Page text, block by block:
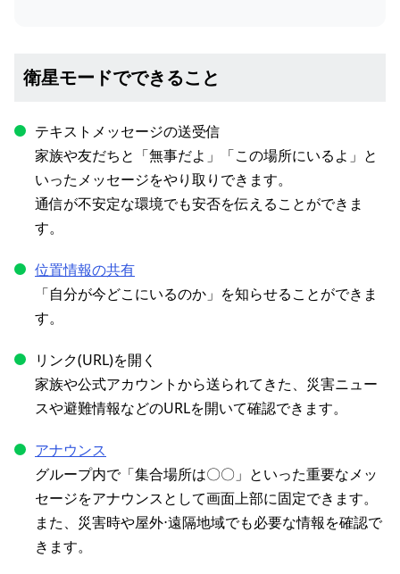
衛星モードでできること
テキストメッセージの送受信
家族や友だちと「無事だよ」「この場所にいるよ」と
いったメッセージをやり取りできます。
通信が不安定な環境でも安否を伝えることができま
す。
位置情報の共有
「自分が今どこにいるのか」を知らせることができま
す。
リンク(URL)を開く
家族や公式アカウントから送られてきた、災害ニュー
スや避難情報などのURLを開いて確認できます。
アナウンス
グループ内で「集合場所は〇〇」といった重要なメッ
セージをアナウンスとして画面上部に固定できます。
また、災害時や屋外⋅遠隔地域でも必要な情報を確認で
きます。